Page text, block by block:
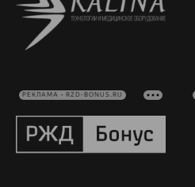
РЕКЛАМА • RZD-BONUS.RU